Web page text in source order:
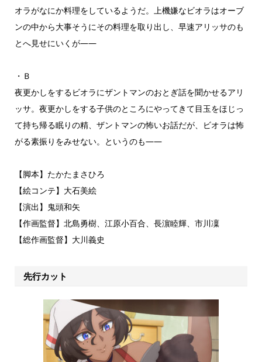
オラがなにか料理をしているようだ。上機嫌なビオラはオーブ
ンの中から大事そうにその料理を取り出し、早速アリッサのも
とへ見せにいくが――
・Ｂ
夜更かしをするビオラにザントマンのおとぎ話を聞かせるアリ
ッサ。夜更かしをする子供のところにやってきて目玉をほじっ
て持ち帰る眠りの精、ザントマンの怖いお話だが、ビオラは怖
がる素振りをみせない。というのも――
【脚本】たかたまさひろ
【絵コンテ】大石美絵
【演出】鬼頭和矢
【作画監督】北島勇樹、江原小百合、長濵睦輝、市川凜
【総作画監督】大川義史
先行カット